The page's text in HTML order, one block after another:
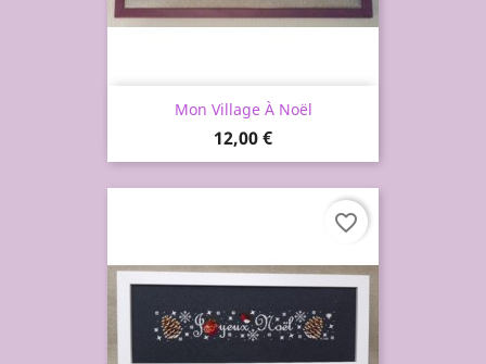
Mon Village À Noël
Prix
12,00 €
favorite_border